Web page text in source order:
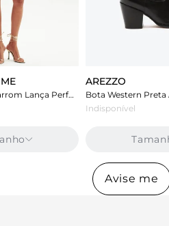
Vestido Curto Marrom Lança Perfume De Alça
AREZZO
Indisponível
Avise me